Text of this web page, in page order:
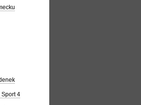
Sport 4